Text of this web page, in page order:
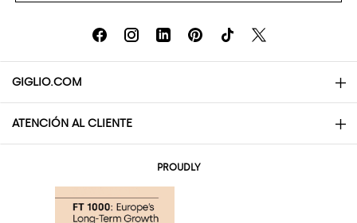
GIGLIO.COM
About
ATENCIÓN AL CLIENTE
PROUDLY